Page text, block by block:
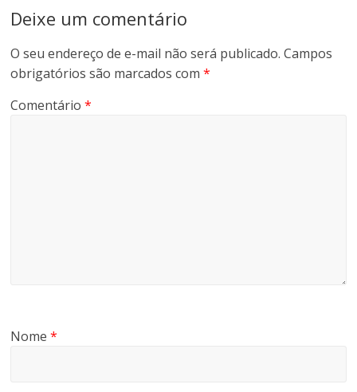
Deixe um comentário
O seu endereço de e-mail não será publicado. Campos
obrigatórios são marcados com*
Comentário*
Nome*